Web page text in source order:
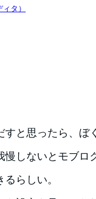
タ）
すと思ったら、ぼ
しないとモブロ
らしい。